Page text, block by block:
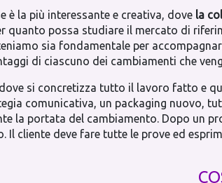
è la più interessante e creativa, dove la
quanto possa studiare il mercato di
sia fondamentale per
di ciascuno dei cambiamenti che
dove si concretizza tutto il lavoro fatto e
comunicativa, un packaging nuovo,
la portata del cambiamento. Dopo un
Il cliente deve fare tutte le prove ed